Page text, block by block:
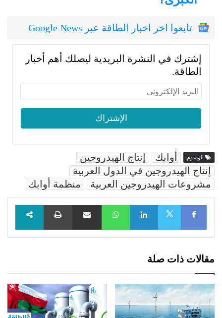
تابعوا اخر اخبار الطاقة عبر Google News
إشترك في النشرة البريدية ليصلك أهم أخبار
الطاقة.
الوسوم أوابك
إنتاج الهيدروجين
إنتاج الهيدروجين في الدول العربية
مشروعات الهيدروجين العربية
منظمة أوابك
Facebook
LinkedIn
WhatsAppمشاركة عبر البريد طباعة
مقالات ذات صلة